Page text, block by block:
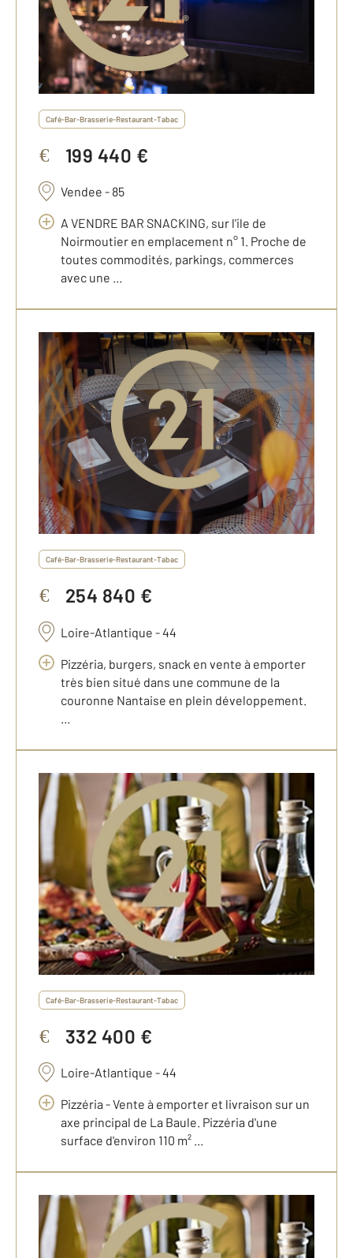
Café-Bar-Brasserie-Restaurant-Tabac
€ 199 440 €
Vendee - 85
A VENDRE BAR SNACKING, sur l'ile de
Noirmoutier en emplacement n° 1. Proche de
toutes commodités, parkings, commerces
avec une ...
Café-Bar-Brasserie-Restaurant-Tabac
€ 254 840 €
Loire-Atlantique - 44
Pizzéria, burgers, snack en vente à emporter
très bien situé dans une commune de la
couronne Nantaise en plein développement.
Café-Bar-Brasserie-Restaurant-Tabac
€ 332 400 €
Loire-Atlantique - 44
Pizzéria - Vente à emporter et livraison sur un
axe principal de La Baule. Pizzéria d'une
surface d'environ 110 m² ...